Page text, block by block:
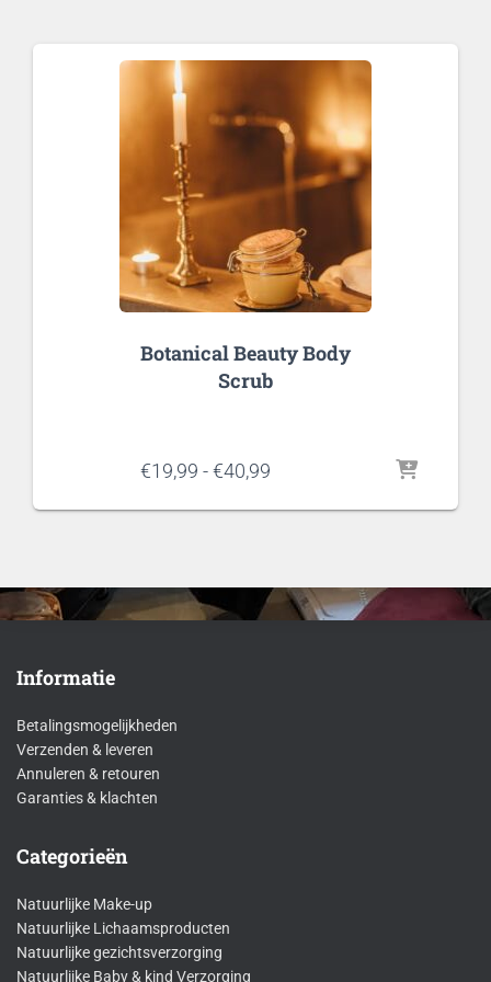
Botanical Beauty Body
Scrub
€19,99 -€40,99
tot
Informatie
Betalingsmogelijkheden
Verzenden & leveren
Annuleren & retouren
Garanties & klachten
Categorieën
Natuurlijke Make-up
Natuurlijke Lichaamsproducten
Natuurlijke gezichtsverzorging
Natuurlijke Baby & kind Verzorging